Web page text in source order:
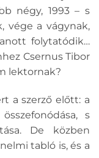
négy, 1993 – s
vége a vágynak,
folytatódik…
Csernus Tibor
lektornak?
a szerző előtt: a
s
De közben
tabló is, és a